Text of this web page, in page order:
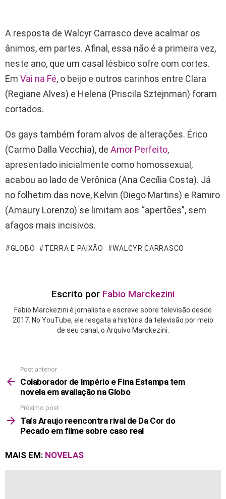
A resposta de Walcyr Carrasco deve acalmar os
ânimos, em partes. Afinal, essa não é a primeira vez,
neste ano, que um casal lésbico sofre com cortes.
Em Vai na Fé, o beijo e outros carinhos entre Clara
(Regiane Alves) e Helena (Priscila Sztejnman) foram
cortados.
Os gays também foram alvos de alterações. Érico
(Carmo Dalla Vecchia), de Amor Perfeito,
apresentado inicialmente como homossexual,
acabou ao lado de Verônica (Ana Cecília Costa). Já
no folhetim das nove, Kelvin (Diego Martins) e Ramiro
(Amaury Lorenzo) se limitam aos “apertões”, sem
afagos mais incisivos.
GLOBO TERRA E PAIXÃO WALCYR CARRASCO
Escrito por Fabio Marckezini
Fabio Marckezini é jornalista e escreve sobre televisão desde
2017. No YouTube, ele resgata a história da televisão por meio
de seu canal, o Arquivo Marckezini.
more
Post anterior
Colaborador de Império e Fina Estampa tem
novela em avaliação na Globo
Próximo post
Taís Araujo reencontra rival de Da Cor do
Pecado em filme sobre caso real
MAIS EM: NOVELAS